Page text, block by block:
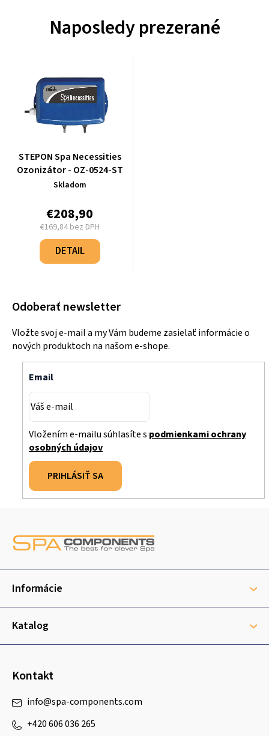
Naposledy prezerané
STEPON Spa Necessities
Ozonizátor - OZ-0524-ST
Skladom
€208,90
€169,84 bez DPH
Jednotková
cena:
DETAIL
Odoberať newsletter
Vložte svoj e-mail a my Vám budeme zasielať informácie o
nových produktoch na našom e-shope.
Email
Vložením e-mailu súhlasíte s podmienkami ochrany
osobných údajov
PRIHLÁSIŤ SA
ä
i
Informácie
Katalog
Kontakt
info@spa-components.com
+420 606 036 265